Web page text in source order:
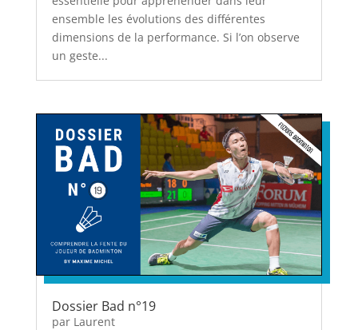
ensemble les évolutions des différentes
dimensions de la performance. Si l’on observe
un geste...
Dossier Bad n°19
par Laurent